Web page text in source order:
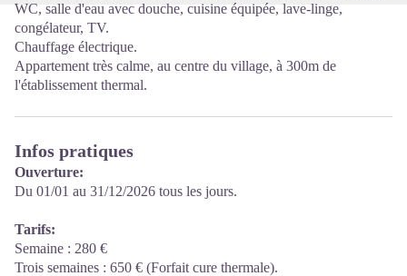
WC, salle d'eau avec douche, cuisine équipée, lave-linge,
congélateur, TV.
Chauffage électrique.
Appartement très calme, au centre du village, à 300m de
l'établissement thermal.
Infos pratiques
Ouverture:
Du 01/01 au 31/12/2026 tous les jours.
Tarifs:
Semaine : 280 €
Trois semaines : 650 € (Forfait cure thermale).